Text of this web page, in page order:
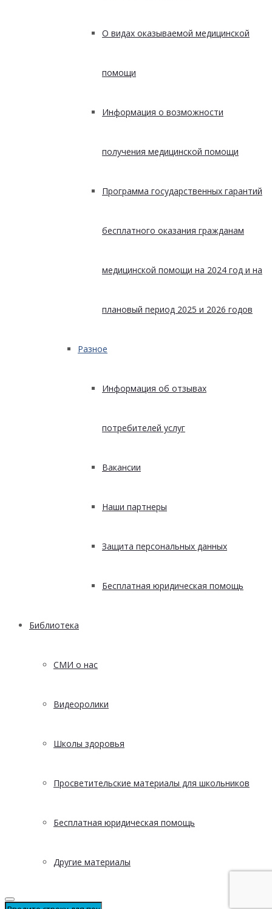
О видах оказываемой медицинской
помощи
Информация о возможности
получения медицинской помощи
Программа государственных гарантий
бесплатного оказания гражданам
медицинской помощи на 2024 год и на
плановый период 2025 и 2026 годов
Разное
Информация об отзывах
потребителей услуг
Вакансии
Наши партнеры
Защита персональных данных
Бесплатная юридическая помощь
Библиотека
СМИ о нас
Видеоролики
Школы здоровья
Просветительские материалы для школьников
Бесплатная юридическая помощь
Другие материалы